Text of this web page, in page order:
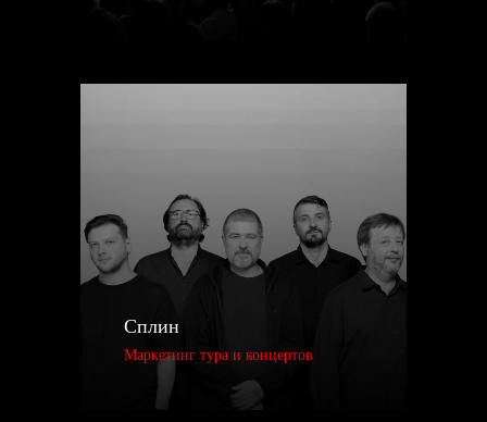
Сплин
Маркетинг тура и концертов
Раз в квартал получаем деньги от
музыкальных площадок и
отправляем вам вашу долю
ПОЛУЧЕНИЕ ДОХОДА